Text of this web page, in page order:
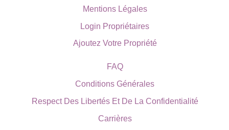
Mentions Légales
Login Propriétaires
Ajoutez Votre Propriété
FAQ
Conditions Générales
Respect Des Libertés Et De La Confidentialité
Carrières